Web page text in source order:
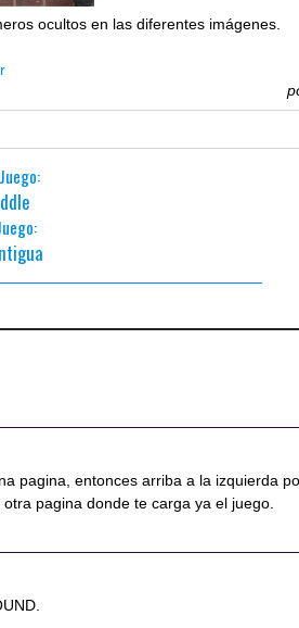
ocultos en las diferentes imágenes.
pagina, entonces arriba a la izquierda
pagina donde te carga ya el juego.